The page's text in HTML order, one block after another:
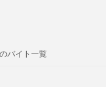
バイト一覧